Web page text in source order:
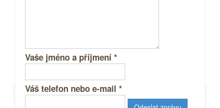
Vaše jméno a příjmení *
Váš telefon nebo e-mail *